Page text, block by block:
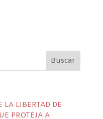
LA LIBERTAD DE
PROTEJA A